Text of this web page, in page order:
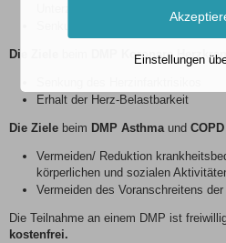
Senkung des Herzinfarkt- und
Die Ziele DMP Koronare
Erhalt der Herz-Belastbarkeit
Die Ziele beim DMP Asthmaund COPD
Vermeiden/ Reduktion
körperlichen und sozialen
Vermeiden des Voranschreitens
Die Teilnahme an einem DMP ist
kostenfrei.
Einstellungen